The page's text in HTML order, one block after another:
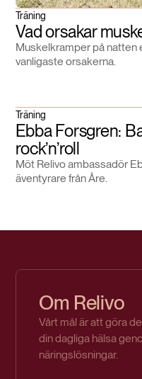
Träning
Vad orsakar
Muskelkramper på natten
vanligaste orsakerna.
Träning
Ebba Forsgren:
rock’n’roll
Möt Relivo ambassadör
äventyrare från Åre.
Om Relivo
Vårt mål är att göra
din dagliga hälsa
näringslösningar.